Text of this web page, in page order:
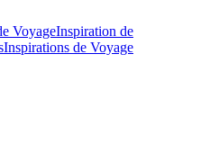
VoyageInspiration de
Inspirations de Voyage